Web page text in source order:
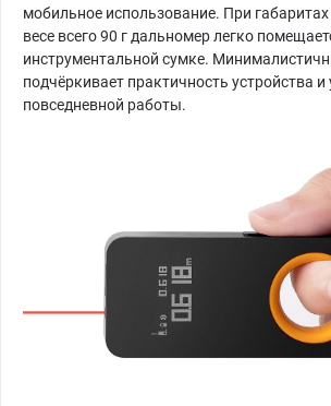
мобильное использование. При
весе всего 90 г дальномер легко
инструментальной сумке.
подчёркивает практичность устройства и
повседневной работы.